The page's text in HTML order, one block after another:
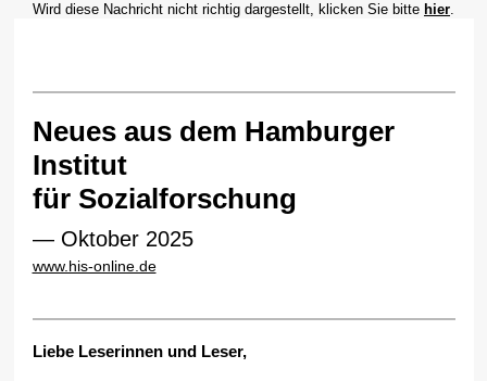
Wird diese Nachricht nicht richtig dargestellt, klicken Sie bitte hier.
Neues aus dem Hamburger
Institut
für Sozialforschung
— Oktober 2025
www.his-online.de
Liebe Leserinnen und Leser,